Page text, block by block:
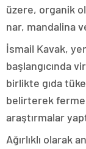
üzere, organik
nar, mandalina
İsmail Kavak,
başlangıcında
birlikte gıda
belirterek
araştırmalar
Ağırlıklı olarak